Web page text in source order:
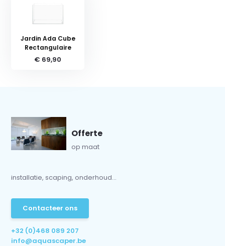
Jardin Ada Cube
Rectangulaire
€ 69,90
Offerte
op maat
installatie, scaping, onderhoud...
Contacteer ons
+32 (0)468 089 207
info@aquascaper.be